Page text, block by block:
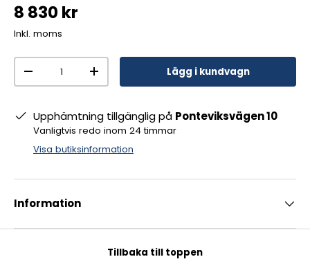
8 830 kr
Inkl. moms
Antal
-
+ Lägg i kundvagn
Upphämtning tillgänglig på Ponteviksvägen 10
Vanligtvis redo inom 24 timmar
Visa butiksinformation
Information
Tillbaka till toppen